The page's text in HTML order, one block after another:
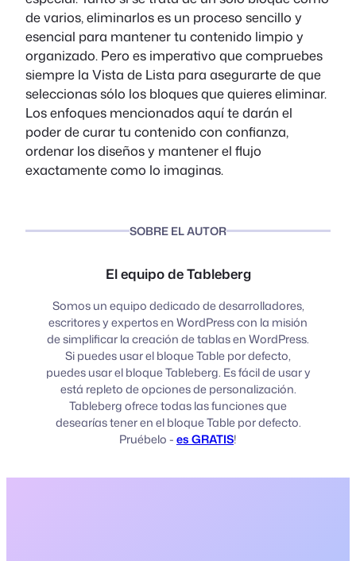
de varios, eliminarlos es un proceso sencillo y
esencial para mantener tu contenido limpio y
organizado. Pero es imperativo que compruebes
siempre la Vista de Lista para asegurarte de que
seleccionas sólo los bloques que quieres eliminar.
Los enfoques mencionados aquí te darán el
poder de curar tu contenido con confianza,
ordenar los diseños y mantener el flujo
exactamente como lo imaginas.
SOBRE EL AUTOR
El equipo de Tableberg
Somos un equipo dedicado de desarrolladores,
escritores y expertos en WordPress con la misión
de simplificar la creación de tablas en WordPress.
Si puedes usar el bloque Table por defecto,
puedes usar el bloque Tableberg. Es fácil de usar y
está repleto de opciones de personalización.
Tableberg ofrece todas las funciones que
desearías tener en el bloque Table por defecto.
Pruébelo -es GRATIS!